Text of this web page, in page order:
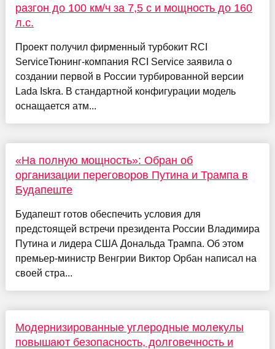
разгон до 100 км/ч за 7,5 с и мощность до 160
л.с.
Проект получил фирменный турбокит RCI
ServiceТюнинг-компания RCI Service заявила о
создании первой в России турбированной версии
Lada Iskra. В стандартной конфигурации модель
оснащается атм...
«На полную мощность»: Обран об
организации переговоров Путина и Трампа в
Будапеште
Будапешт готов обеспечить условия для
предстоящей встречи президента России Владимира
Путина и лидера США Дональда Трампа. Об этом
премьер-министр Венгрии Виктор Орбан написал на
своей стра...
Модернизированные углеродные молекулы
повышают безопасность, долговечность и